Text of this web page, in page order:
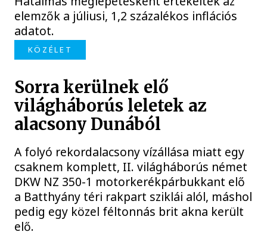
elemzők a júliusi, 1,2 százalékos inflációs
adatot.
KÖZÉLET
Sorra kerülnek elő
világháborús leletek az
alacsony Dunából
A folyó rekordalacsony vízállása miatt egy
csaknem komplett, II. világháborús német
DKW NZ 350-1 motorkerékpárbukkant elő
a Batthyány téri rakpart sziklái alól, máshol
pedig egy közel féltonnás brit akna került
elő.